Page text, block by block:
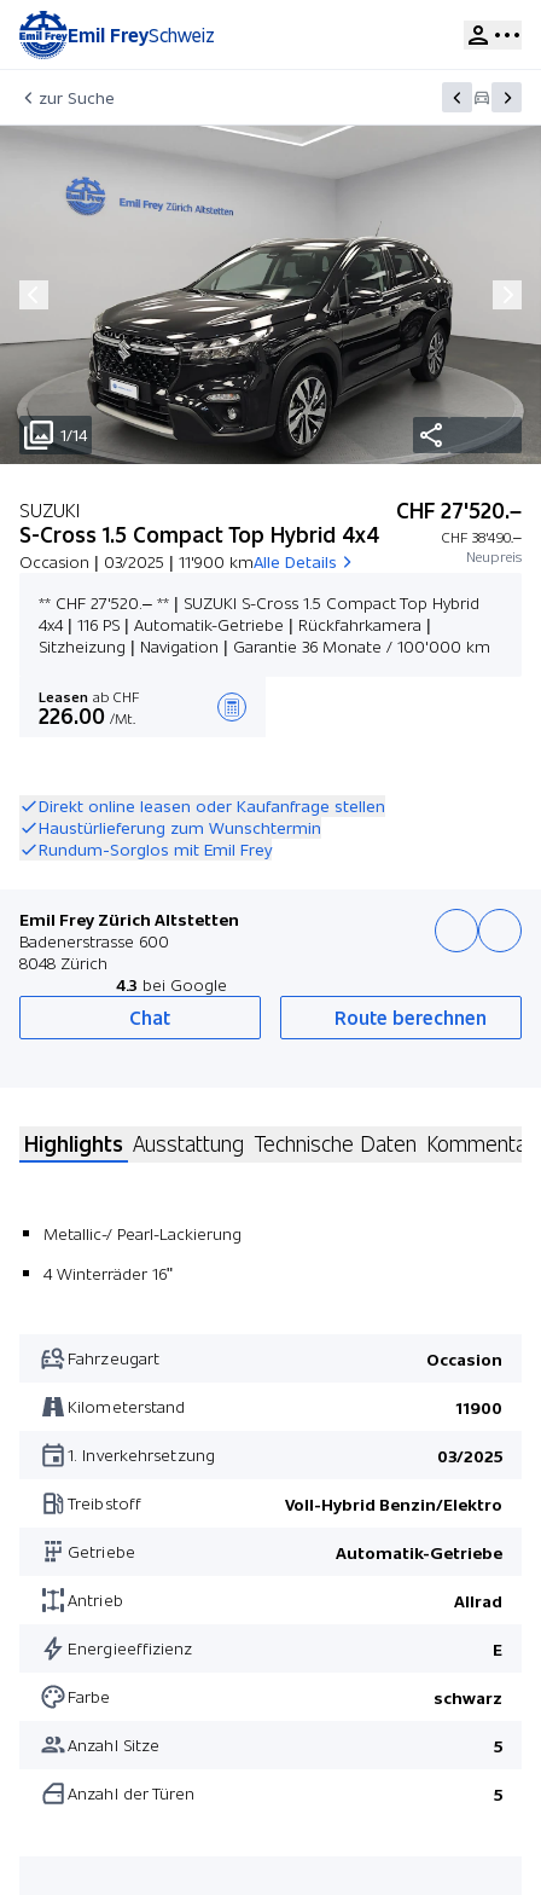
Emil FreySchweiz
zur Suche
1/14
SUZUKI
S-Cross 1.5 Compact Top Hybrid 4x4
Occasion | 03/2025 | 11'900 kmAlle Details
CHF 27'520.–
CHF 38'490.–
Neupreis
** CHF 27'520.– ** | SUZUKI S-Cross 1.5 Compact Top Hybrid
4x4 | 116 PS | Automatik-Getriebe | Rückfahrkamera |
Sitzheizung | Navigation | Garantie 36 Monate / 100'000 km
Leasen ab CHF
226.00 /Mt.
Direkt online leasen oder Kaufanfrage stellen
Haustürlieferung zum Wunschtermin
Rundum-Sorglos mit Emil Frey
Emil Frey Zürich Altstetten
Badenerstrasse 600
8048 Zürich
4.3 bei Google
Chat Route berechnen
Highlights Ausstattung Technische Daten Kommentar
Metallic-/ Pearl-Lackierung
4 Winterräder 16"
Fahrzeugart Occasion
Kilometerstand 11900
1. Inverkehrsetzung 03/2025
Treibstoff Voll-Hybrid Benzin/Elektro
Getriebe Automatik-Getriebe
Antrieb Allrad
Energieeffizienz E
Farbe schwarz
Anzahl Sitze 5
Anzahl der Türen 5